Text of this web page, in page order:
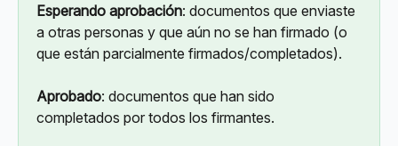
Esperando aprobación: documentos que enviaste
a otras personas y que aún no se han firmado (o
que están parcialmente firmados/completados).
Aprobado: documentos que han sido
completados por todos los firmantes.